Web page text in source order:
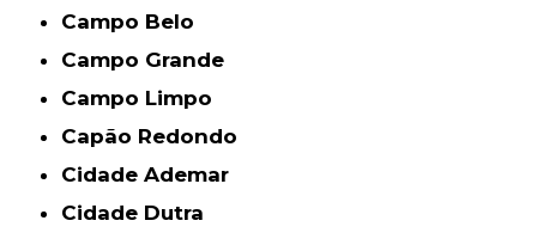
Campo Belo
Campo Grande
Campo Limpo
Capão Redondo
Cidade Ademar
Cidade Dutra